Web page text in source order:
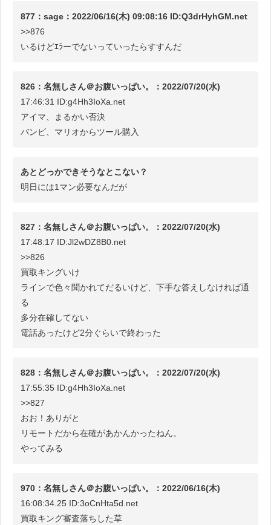
877：sage：2022/06/16(木) 09:08:16 ID:Q3drHyhGM.net
>>876
いるけどｴﾗーでないっていったらすすんだ
826：名無しさん＠お腹いっぱい。：2022/07/20(水)
17:46:31 ID:g4Hh3IoXa.net
アイマ、まるかい否決
バンビ、マリオからツール購入
あとどっかできそうなとこない？
明日には1マン必要なんだが
827：名無しさん＠お腹いっぱい。：2022/07/20(水)
17:48:17 ID:Jl2wDZ8B0.net
>>826
買取キングいけ
ラインで色々聞かれてだるいけど、下手な答えしなければ通
る
多分在確してない
電話あったけど2分ぐらいで終わった
828：名無しさん＠お腹いっぱい。：2022/07/20(水)
17:55:35 ID:g4Hh3IoXa.net
>>827
おお！ありがと
リモートだから在確があかんかったねん。
やってみる
970：名無しさん＠お腹いっぱい。：2022/06/16(木)
16:08:34.25 ID:3oCnHta5d.net
買取キング審査落ちした草